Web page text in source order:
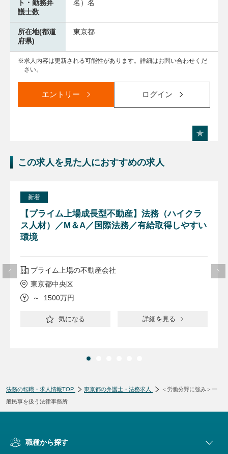
ト・勤務弁
護士数
名）名
所在地(都道
府県)
東京都
求人内容は更新される可能性があります。詳細はお問い合わせくだ
さい。
エントリー ログイン
この求人を見た人におすすめの求人
新着
【プライム上場成長型不動産】法務（ハイクラ
ス人材）／M＆A／国際法務／有給取得しやすい
環境
プライム上場の不動産会社
東京都中央区
～ 1500万円
気になる 詳細を見る
法務の転職・求人情報TOP 東京都の弁護士・法務求人
＜労働分野に強み＞一
般民事を扱う法律事務所
職種から探す